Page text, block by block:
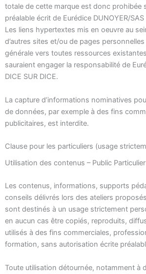
totale de cette marque est donc prohibée
préalable écrit de Eurédice DUNOYER/SAS
Les liens hypertextes mis en oeuvre au
d’autres sites et/ou de pages personnelles
générale vers toutes ressources
sauraient engager la responsabilité de
DICE SUR DICE.
La capture d’informations nominatives
de données, par exemple à des fins
publicitaires, est interdite.
Clause pour les particuliers (usage
Utilisation des contenus – Public Particulier
Les contenus, informations, supports
conseils délivrés lors des ateliers
sont destinés à un usage strictement
en aucun cas être copiés, reproduits,
utilisés à des fins commerciales,
formation, sans autorisation écrite
Toute utilisation détournée, notamment à